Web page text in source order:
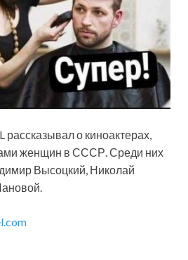
рассказывал о киноактерах,
женщин в СССР. Среди них
Высоцкий, Николай